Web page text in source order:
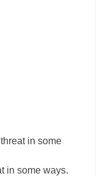
in some
in some ways.